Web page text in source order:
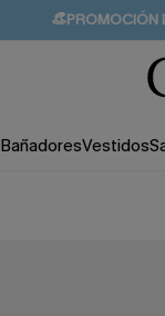
👒PROMOCIÓN
🚚ENVÍO
BañadoresVestidos